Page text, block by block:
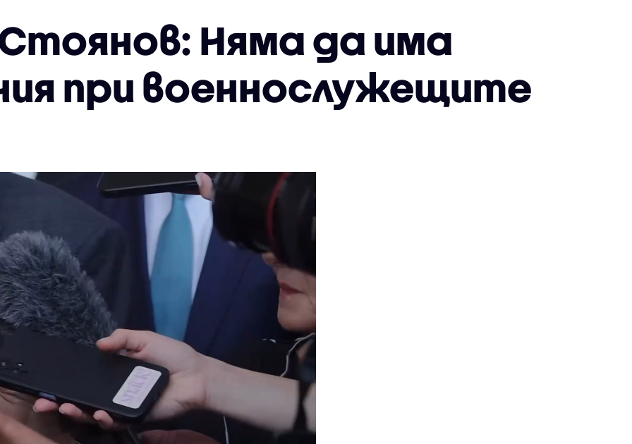
Няма да има
при военнослужещите